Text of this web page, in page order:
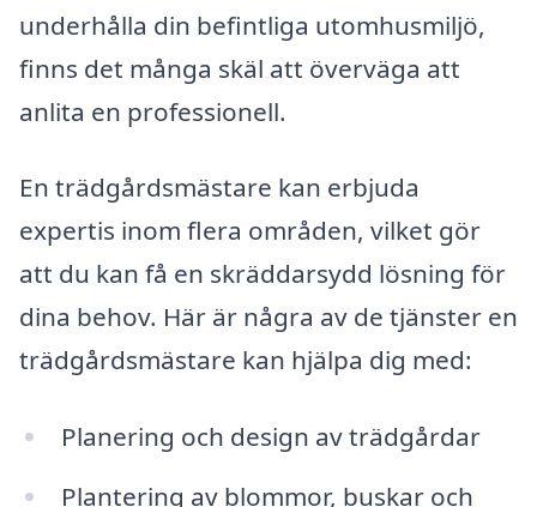
underhålla din befintliga utomhusmiljö,
finns det många skäl att överväga att
anlita en professionell.
En trädgårdsmästare kan erbjuda
expertis inom flera områden, vilket gör
att du kan få en skräddarsydd lösning för
dina behov. Här är några av de tjänster en
trädgårdsmästare kan hjälpa dig med:
Planering och design av trädgårdar
Plantering av blommor, buskar och